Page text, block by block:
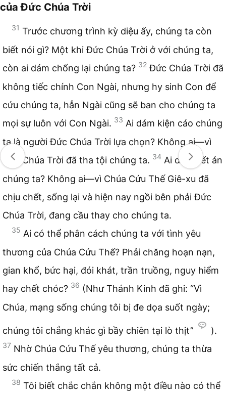
của Đức Chúa Trời
31 Trước chương trình kỳ diệu ấy, chúng ta còn
biết nói gì? Một khi Đức Chúa Trời ở với chúng ta,
còn ai dám chống lại chúng ta? 32 Đức Chúa Trời đã
không tiếc chính Con Ngài, nhưng hy sinh Con để
cứu chúng ta, hẳn Ngài cũng sẽ ban cho chúng ta
mọi sự luôn với Con Ngài. 33 Ai dám kiện cáo chúng
ta là người Đức Chúa Trời lựa chọn? Không ai—vì
Đức Chúa Trời đã tha tội chúng ta. 34 Ai dám kết án
chúng ta? Không ai—vì Chúa Cứu Thế Giê-xu đã
chịu chết, sống lại và hiện nay ngồi bên phải Đức
Chúa Trời, đang cầu thay cho chúng ta.
35 Ai có thể phân cách chúng ta với tình yêu
thương của Chúa Cứu Thế? Phải chăng hoạn nạn,
gian khổ, bức hại, đói khát, trần truồng, nguy hiểm
hay chết chóc? 36 (Như Thánh Kinh đã ghi: “Vì
Chúa, mạng sống chúng tôi bị đe dọa suốt ngày;
chúng tôi chẳng khác gì bầy chiên tại lò thịt” ).
37 Nhờ Chúa Cứu Thế yêu thương, chúng ta thừa
sức chiến thắng tất cả.
38 Tôi biết chắc chắn không một điều nào có thể